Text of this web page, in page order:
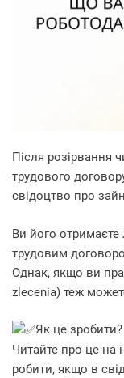
Після розірвання
трудового
свідоцтво про
Ви його
трудовим
Однак, якщо ви
zlecenia) теж
Як це зробити?
Читайте про це на
робити, якщо в